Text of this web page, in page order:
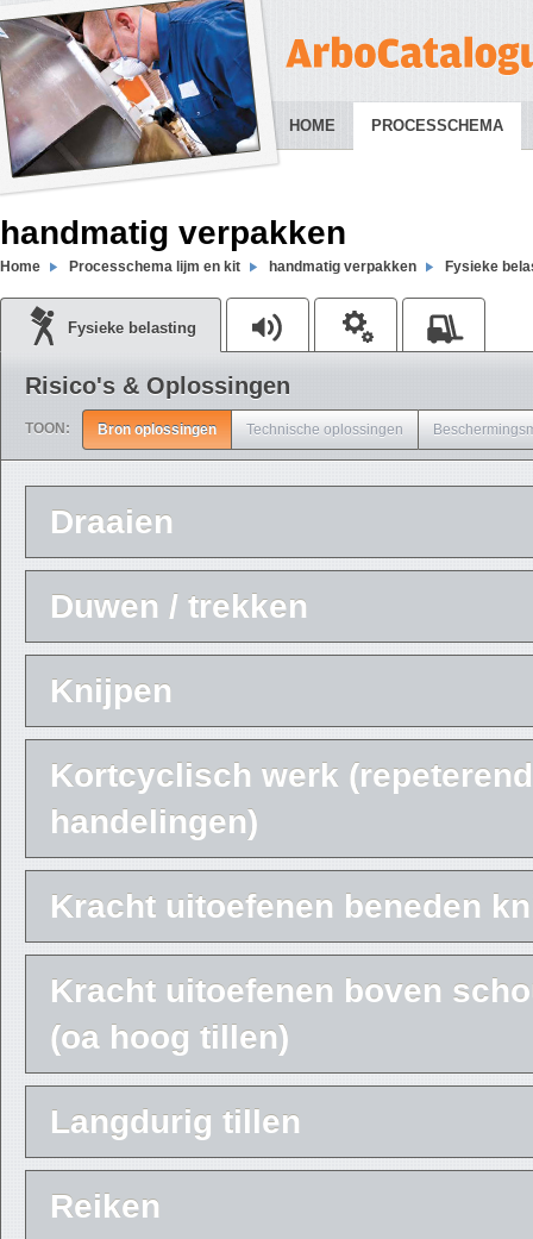
HOME PROCESSCHEMA
handmatig verpakken
Home Processchema lijm en kit handmatig verpakken Fysieke
Fysieke belasting
Risico's & Oplossingen
TOON: Bron oplossingen Technische oplossingen
Draaien
Duwen / trekken
Knijpen
Kortcyclisch werk
handelingen)
Kracht uitoefenen beneden
Kracht uitoefenen boven
(oa hoog tillen)
Langdurig tillen
Reiken